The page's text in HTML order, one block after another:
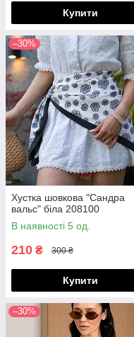
Купити
–30%
Хустка шовкова "Сандра
вальс" біла 208100
В наявності 5 од.
210 ₴ 300 ₴
Купити
–30%